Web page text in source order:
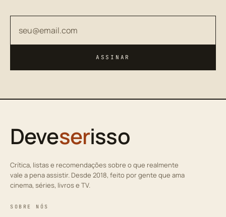
ASSINAR
Deveserisso
Crítica, listas e recomendações sobre o que realmente
vale a pena assistir. Desde 2018, feito por gente que ama
cinema, séries, livros e TV.
SOBRE NÓS